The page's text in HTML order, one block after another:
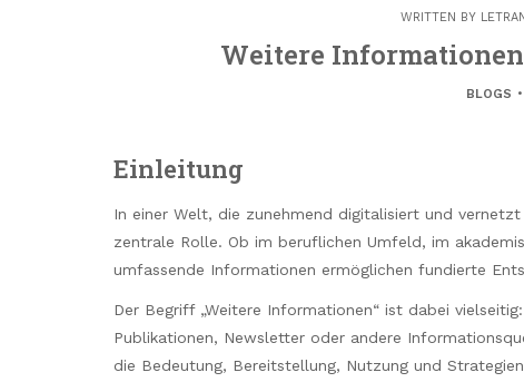
WRITTEN BY
Weitere
BLOGS
Einleitung
In einer Welt, die zunehmend digitalisiert und
zentrale Rolle. Ob im beruflichen Umfeld, im
umfassende Informationen ermöglichen fundierte
Der Begriff „Weitere Informationen“ ist dabei
Publikationen, Newsletter oder andere
die Bedeutung, Bereitstellung, Nutzung und